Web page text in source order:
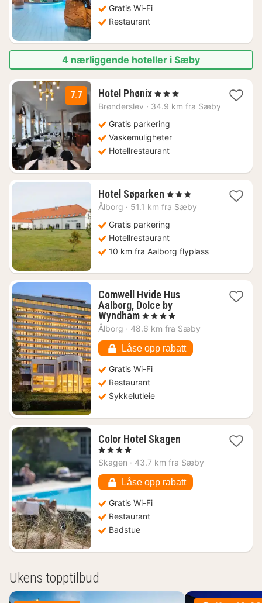
Gratis Wi-Fi
Restaurant
4 nærliggende hoteller i Sæby
7.7 Hotel Phønix1
natt
1213
kr.
, 3 Stjerner
Brønderslev · 34.9 km fra Sæby
Gratis parkering
Vaskemuligheter
Hotellrestaurant
Hotel Søparken 1
natt
1213
kr.
, 3 Stjerner
Ålborg · 51.1 km fra Sæby
Gratis parkering
Hotellrestaurant
10 km fra Aalborg flyplass
Comwell Hvide Hus
Aalborg, Dolce by
Wyndham1
natt
1063
kr.
, 4 Stjerner
Ålborg · 48.6 km fra Sæby
Låse opp rabatt
Gratis Wi-Fi
Restaurant
Sykkelutleie
Color Hotel Skagen1
fra
1657
kr.
, 4 Stjerner
Skagen · 43.7 km fra Sæby
Låse opp rabatt
Gratis Wi-Fi
Restaurant
Badstue
Ukens topptilbud